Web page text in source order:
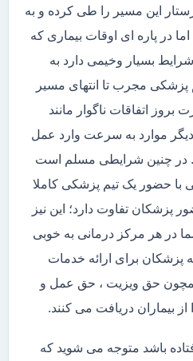
این مسیر را طی کرده و به
در پاره ای اوقات بیماری که
بسیار وخیمی دارد به
مجرب تا انتهای مسیر
بروز اتفاقات ناگوار مانند
موارد به سرعت وارد عمل
در چنین شرایطی مسلم است
حضور یک تیم پزشکی کاملا
پزشکان تفاوت دارد؛ این نیز
در هر مرکز درمانی به خوبی
پزشکان برای ارائه خدمات
حق ویزیت ، حق عمل و
بیماران دریافت می کنند.
باشد متوجه می شوید که